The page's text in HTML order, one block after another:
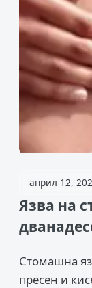
април 12,
Язва на
Стомашна
пресен и